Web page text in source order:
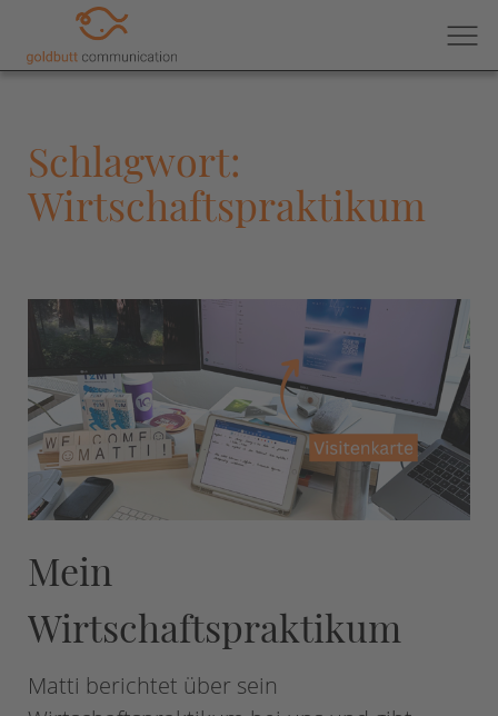
Schlagwort:
Wirtschaftspraktikum
Mein
Wirtschaftspraktikum
Matti berichtet über sein